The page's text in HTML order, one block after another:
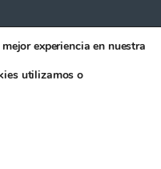
10:00 h.
experiencia en nuestra
utilizamos o